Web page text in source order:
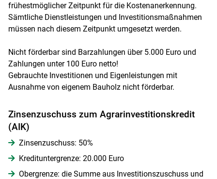
frühestmöglicher Zeitpunkt für die Kostenanerkennung.
Sämtliche Dienstleistungen und Investitionsmaßnahmen
müssen nach diesem Zeitpunkt umgesetzt werden.
Nicht förderbar sind Barzahlungen über 5.000 Euro und
Zahlungen unter 100 Euro netto!
Gebrauchte Investitionen und Eigenleistungen mit
Ausnahme von eigenem Bauholz nicht förderbar.
Zinsenzuschuss zum Agrarinvestitionskredit
(AIK)
Zinsenzuschuss: 50%
Kredituntergrenze: 20.000 Euro
Obergrenze: die Summe aus Investitionszuschuss und